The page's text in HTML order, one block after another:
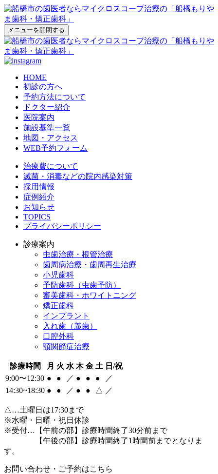
メニューを開閉する
HOME
初診の方へ
予約方法について
ドクター紹介
医院案内
施設基準一覧
地図・アクセス
WEB予約フォーム
治療費について
滅菌・消毒などの院内感染対策
採用情報
症例紹介
お知らせ
TOPICS
プライバシーポリシー
診療案内
虫歯治療・根管治療
歯周病治療・歯周再生治療
小児歯科
予防歯科（虫歯予防）
審美歯科・ホワイトニング
矯正歯科
インプラント
入れ歯（義歯）
口腔外科
顎関節症治療
診療時間 月 火 水 木 金 土 日/祝
9:00〜12:30 ● ● ／ ● ● ●
／
14:30~18:30 ● ● ／ ● ● △ ／
△…土曜日は17:30まで
※水曜・日曜・祝日休診
※受付…【午前の部】診療時間終了30分前まで
【午後の部】診療時間終了1時間前までとなりま
す。
お問い合わせ・ご予約はこちら